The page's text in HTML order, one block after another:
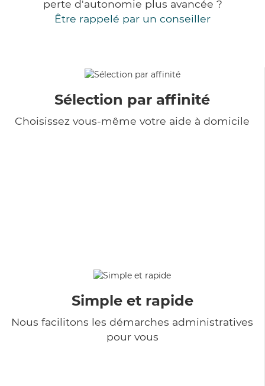
perte d'autonomie plus avancée ?
Être rappelé par un conseiller
Sélection par affinité
Choisissez vous-même votre aide à domicile
Simple et rapide
Nous facilitons les démarches administratives
pour vous